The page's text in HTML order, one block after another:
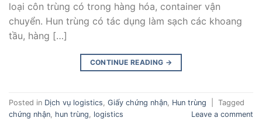
loại côn trùng có trong hàng hóa, container vận
chuyển. Hun trùng có tác dụng làm sạch các khoang
tầu, hàng […]
CONTINUE READING →
Posted in Dịch vụ logistics Giấy chứng nhận Hun trùng
Tagged
chứng nhận hun trùng logistics Leave a comment